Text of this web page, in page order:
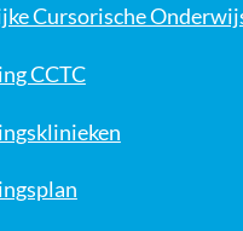
Cursorische
CCTC
Cardio-Thoracic Surgery